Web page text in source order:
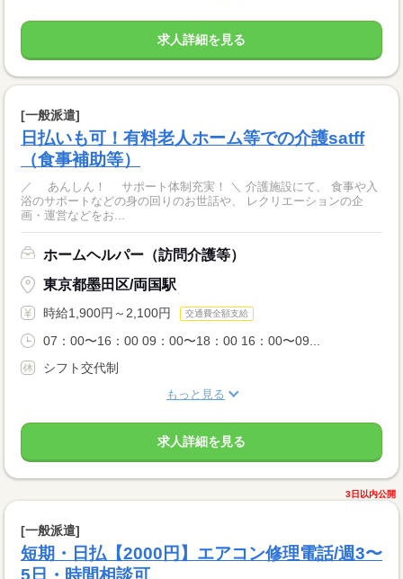
求人詳細を見る
[一般派遣]
日払いも可！有料老人ホーム等での介護satff
（食事補助等）
／ あんしん！ サポート体制充実！ ＼ 介護施設にて、 食事や入
浴のサポートなどの身の回りのお世話や、 レクリエーションの企
画・運営などをお...
ホームヘルパー（訪問介護等）
東京都墨田区/両国駅
時給1,900円～2,100円 交通費全額支給
07：00〜16：00 09：00〜18：00 16：00〜09...
シフト交代制
もっと見る
求人詳細を見る
3日以内公開
[一般派遣]
短期・日払【2000円】エアコン修理電話/週3〜
5日・時間相談可